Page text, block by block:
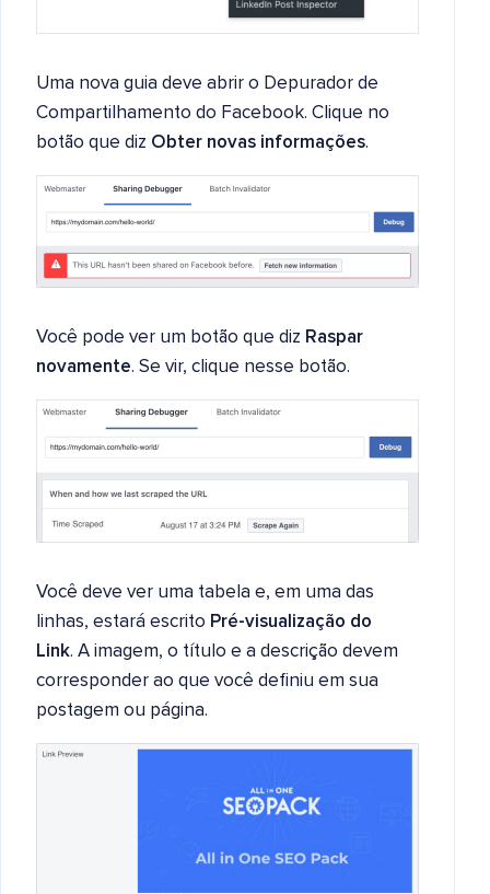
Uma nova guia deve abrir o Depurador de
Compartilhamento do Facebook. Clique no
botão que diz Obter novas informações.
Você pode ver um botão que diz Raspar
novamente. Se vir, clique nesse botão.
Você deve ver uma tabela e, em uma das
linhas, estará escrito Pré-visualização do
Link. A imagem, o título e a descrição devem
corresponder ao que você definiu em sua
postagem ou página.